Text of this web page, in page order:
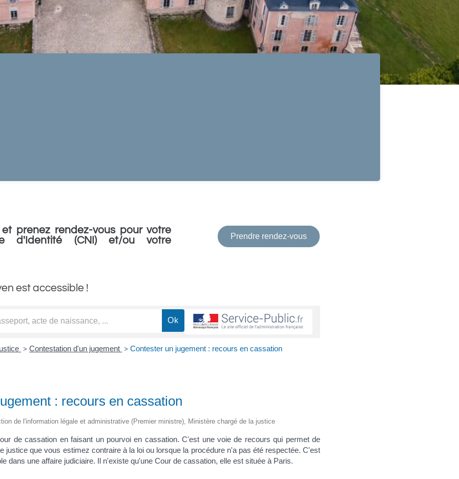
prenez rendez-vous pour votre
d'Identité (CNI) et/ou votre
Prendre rendez-vous
est accessible !
> Contestation d'un jugement > Contester un jugement : recours en cassation
: recours en cassation
de l'information légale et administrative (Premier ministre), Ministère chargé de la justice
de cassation en faisant un pourvoi en cassation. C'est une voie de recours qui permet de
justice que vous estimez contraire à la loi ou lorsque la procédure n'a pas été respectée. C'est
dans une affaire judiciaire. Il n'existe qu'une Cour de cassation, elle est située à Paris.